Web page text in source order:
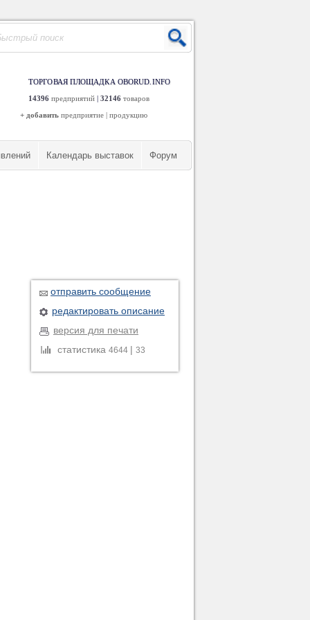
ТОРГОВАЯ ПЛОЩАДКА OBORUD.INFO
14396 предприятий | 32146 товаров
+ добавить предприятие | продукцию
Календарь выставок Форум
отправить сообщение
редактировать описание
версия для печати
статистика 4644 | 33